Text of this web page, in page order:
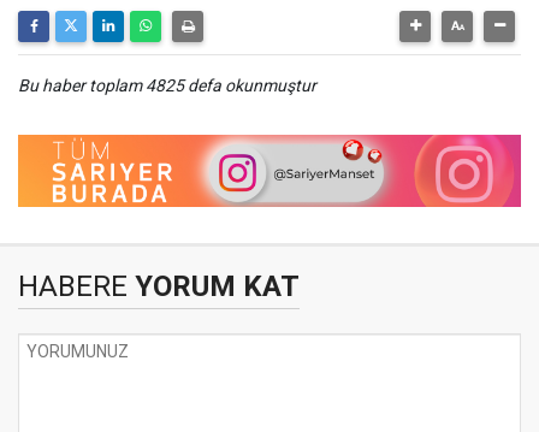
Bu haber toplam 4825 defa okunmuştur
HABERE YORUM KAT